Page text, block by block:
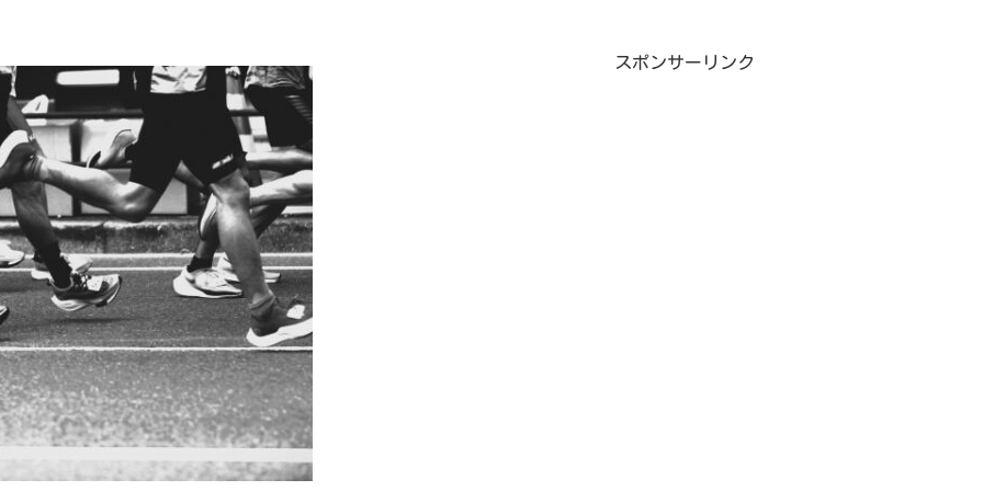
スポンサーリンク